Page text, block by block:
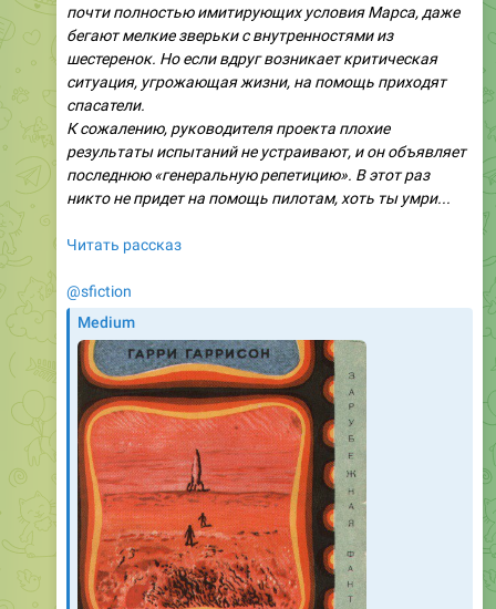
почти полностью имитирующих условия Марса, даже
бегают мелкие зверьки с внутренностями из
шестеренок. Но если вдруг возникает критическая
ситуация, угрожающая жизни, на помощь приходят
спасатели.
К сожалению, руководителя проекта плохие
результаты испытаний не устраивают, и он объявляет
последнюю «генеральную репетицию». В этот раз
никто не придет на помощь пилотам, хоть ты умри...
Читать рассказ
@sfiction
Medium